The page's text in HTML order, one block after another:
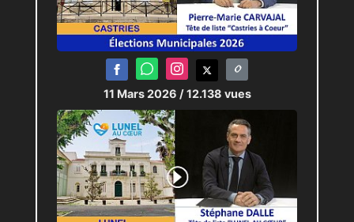
11 Mars 2026 / 12.138 vues